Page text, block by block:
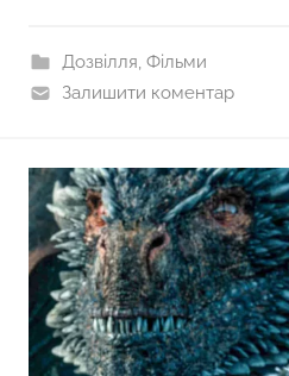
Дозвілля Фільми
Залишити коментар